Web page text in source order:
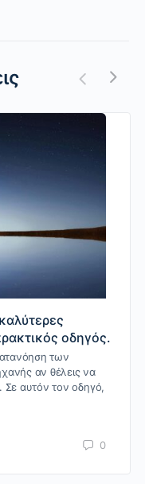
οδηγός.
των
αν θέλεις να
Σε αυτόν τον οδηγό,
0